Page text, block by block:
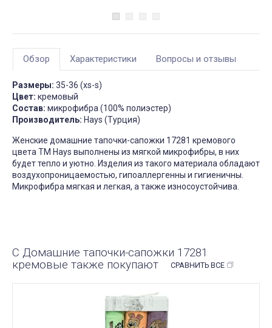
створює цей матеріал
користуванні??! Він як чохол
за відповідь
Джульєтта
обіцяли відправити
Обзор Характеристики Вопросы и отзывы
Размеры: 35-36 (xs-s)
Цвет: кремовый
Состав: микрофибра (100% полиэстер)
Производитель: Hays (Турция)
Женские домашние тапочки-сапожки 17281 кремового
цвета ТМ Hays выполнены из мягкой микрофибры, в них
будет тепло и уютно. Изделия из такого материала обладают
воздухопроницаемостью, гипоаллергенны и гигиеничны.
Микрофибра мягкая и легкая, а также износоустойчива.
С Домашние тапочки-сапожки 17281
кремовые также покупают
СРАВНИТЬ ВСЕ